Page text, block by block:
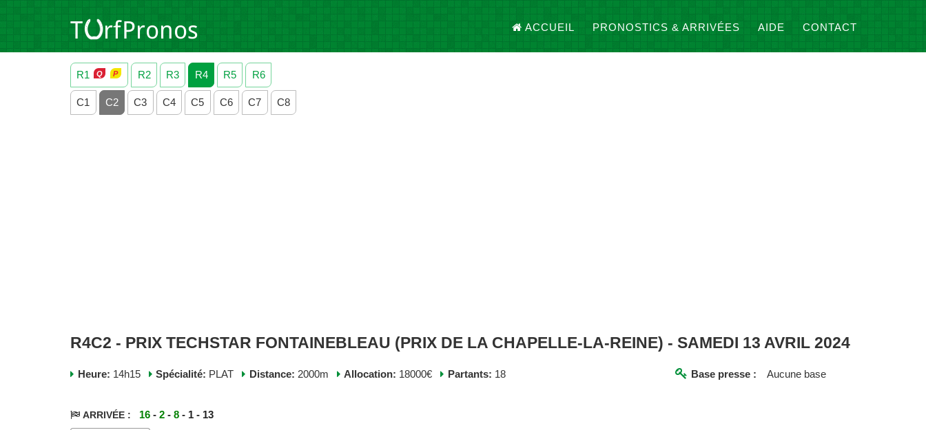
ACCUEIL PRONOSTICS & ARRIVÉES AIDE CONTACT
R1 R2 R3 R4 R5 R6
C1 C2 C3 C4 C5 C6 C7 C8
R4C2 - PRIX TECHSTAR FONTAINEBLEAU (PRIX DE LA CHAPELLE-LA-REINE) - SAMEDI 13 AVRIL 2024
Heure: 14h15 Spécialité: PLAT Distance: 2000m Allocation: 18000€ Partants: 18 Base presse : Aucune base
ARRIVÉE : 16 -2 -8 - 1 - 13